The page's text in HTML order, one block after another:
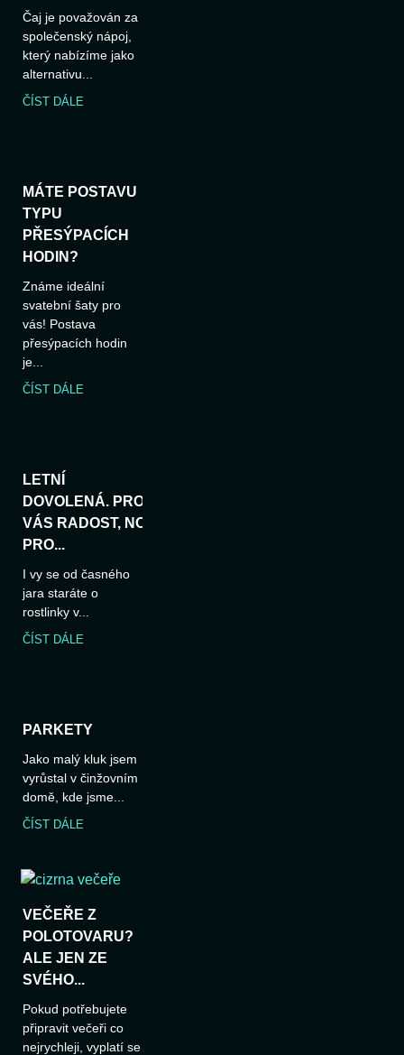
Čaj je považován za
společenský nápoj,
který nabízíme jako
alternativu...
ČÍST DÁLE
MÁTE POSTAVU
TYPU
PŘESÝPACÍCH
HODIN?
Známe ideální
svatební šaty pro
vás! Postava
přesýpacích hodin
je...
ČÍST DÁLE
LETNÍ
DOVOLENÁ. PRO
VÁS RADOST, NO
PRO...
I vy se od časného
jara staráte o
rostlinky v...
ČÍST DÁLE
PARKETY
Jako malý kluk jsem
vyrůstal v činžovním
domě, kde jsme...
ČÍST DÁLE
VEČEŘE Z
POLOTOVARU?
ALE JEN ZE
SVÉHO...
Pokud potřebujete
připravit večeři co
nejrychleji, vyplatí se